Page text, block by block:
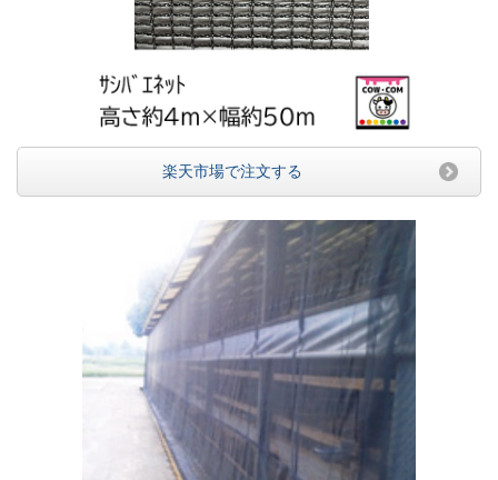
楽天市場で注文する